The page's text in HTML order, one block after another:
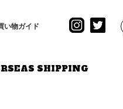
い物ガイド
SHIPPING